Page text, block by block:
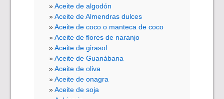
Aceite de algodón
Aceite de Almendras dulces
Aceite de coco o manteca de coco
Aceite de flores de naranjo
Aceite de girasol
Aceite de Guanábana
Aceite de oliva
Aceite de onagra
Aceite de soja